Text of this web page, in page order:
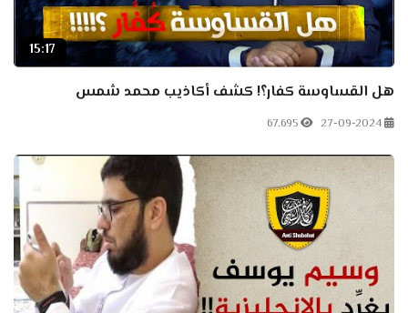
15:17
هل القساوسة كفار؟! كشف أكاذيب محمد شمس
27-09-2024
67.695